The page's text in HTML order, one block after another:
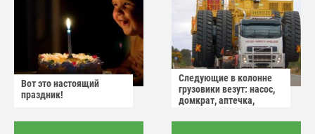
Вот это настоящий
праздник!
Следующие в колонне
грузовики везут: насос,
домкрат, аптечка,